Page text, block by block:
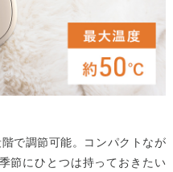
で調節可能。コンパクトなが
節にひとつは持っておきたい